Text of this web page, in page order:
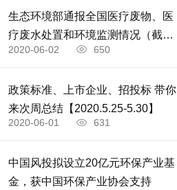
生态环境部通报全国医疗废物、医
疗废水处置和环境监测情况（截至
2020.5.30）
2020-06-02 650
政策标准、上市企业、招投标 带你
来次周总结【2020.5.25-5.30】
2020-06-01 631
中国风投拟设立20亿元环保产业基
金，获中国环保产业协会支持